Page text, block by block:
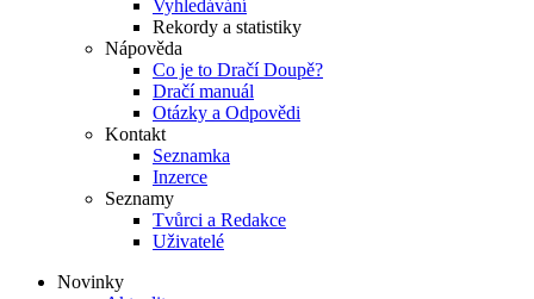
Vyhledávání
Rekordy a statistiky
Nápověda
Co je to Dračí Doupě?
Dračí manuál
Otázky a Odpovědi
Kontakt
Seznamka
Inzerce
Seznamy
Tvůrci a Redakce
Uživatelé
Novinky